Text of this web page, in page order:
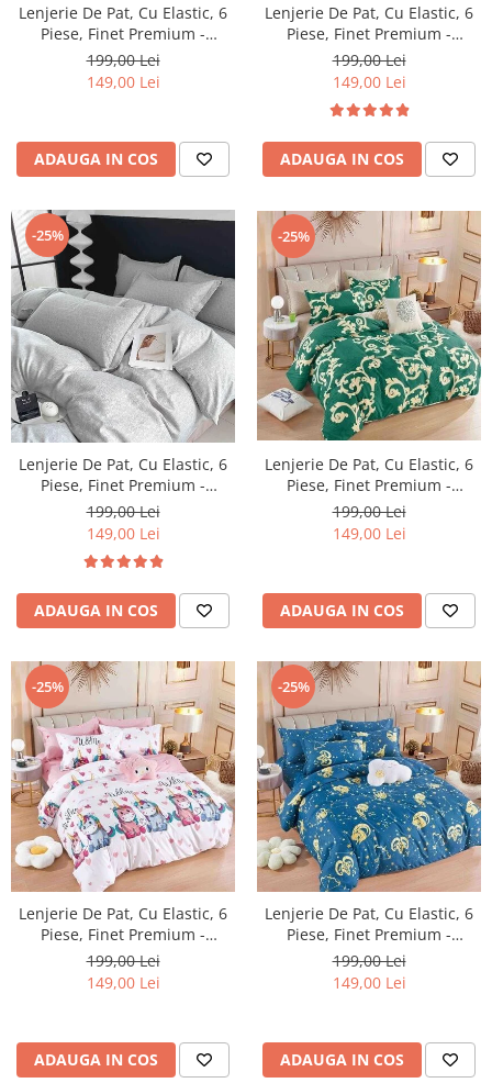
Lenjerie De Pat, Cu Elastic, 6
Piese, Finet Premium -
LPBF6PE22
199,00 Lei
149,00 Lei
ADAUGA IN COS
Lenjerie De Pat, Cu Elastic, 6
Piese, Finet Premium -
LPBF6PE23
199,00 Lei
149,00 Lei
ADAUGA IN COS
-25%
Lenjerie De Pat, Cu Elastic, 6
Piese, Finet Premium -
LPBF6PE24
199,00 Lei
149,00 Lei
ADAUGA IN COS
-25%
Lenjerie De Pat, Cu Elastic, 6
Piese, Finet Premium -
LPBF6PE25
199,00 Lei
149,00 Lei
ADAUGA IN COS
-25%
Lenjerie De Pat, Cu Elastic, 6
Piese, Finet Premium -
LPBF6PE27
199,00 Lei
149,00 Lei
ADAUGA IN COS
-25%
Lenjerie De Pat, Cu Elastic, 6
Piese, Finet Premium -
LPBF6PE28
199,00 Lei
149,00 Lei
ADAUGA IN COS